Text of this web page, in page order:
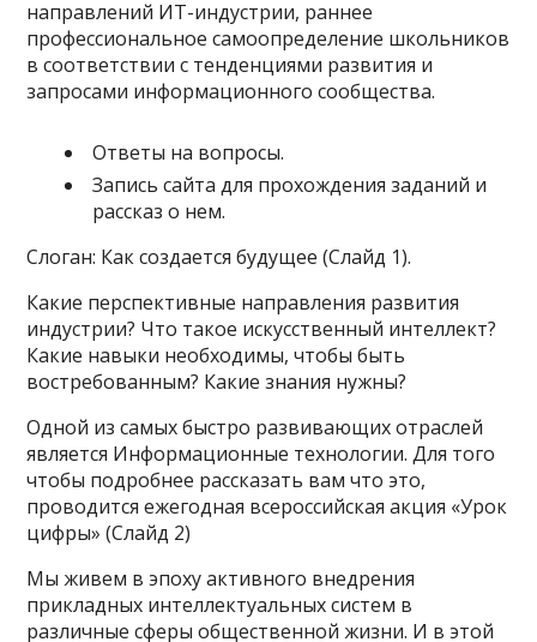
направлений ИТ-индустрии, раннее
профессиональное самоопределение школьников
в соответствии с тенденциями развития и
запросами информационного сообщества.
Ответы на вопросы.
Запись сайта для прохождения заданий и
рассказ о нем.
Слоган: Как создается будущее (Слайд 1).
Какие перспективные направления развития
индустрии? Что такое искусственный интеллект?
Какие навыки необходимы, чтобы быть
востребованным? Какие знания нужны?
Одной из самых быстро развивающих отраслей
является Информационные технологии. Для того
чтобы подробнее рассказать вам что это,
проводится ежегодная всероссийская акция «Урок
цифры» (Слайд 2)
Мы живем в эпоху активного внедрения
прикладных интеллектуальных систем в
различные сферы общественной жизни. И в этой